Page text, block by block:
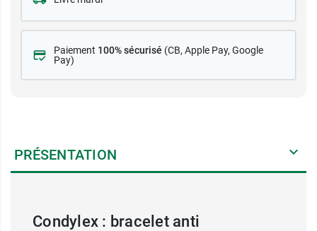
Paiement 100% sécurisé (CB, Apple Pay, Google
Pay)
PRÉSENTATION
Condylex : bracelet anti